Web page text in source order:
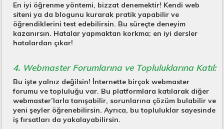
En iyi öğrenme yöntemi, bizzat denemektir! Kendi web
siteni ya da blogunu kurarak pratik yapabilir ve
öğrendiklerini test edebilirsin. Bu süreçte deneyim
kazanırsın. Hatalar yapmaktan korkma; en iyi dersler
hatalardan çıkar!
4. Webmaster Forumlarına ve Topluluklarına Katıl:
Bu işte yalnız değilsin! İnternette birçok webmaster
forumu ve topluluğu var. Bu platformlara katılarak diğer
webmaster’larla tanışabilir, sorunlarına çözüm bulabilir ve
yeni şeyler öğrenebilirsin. Ayrıca, bu topluluklar sayesinde
iş fırsatları da yakalayabilirsin.